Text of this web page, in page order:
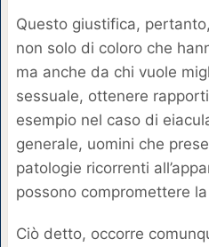
Questo giustifica,
non solo di coloro che
ma anche da chi vuole
sessuale, ottenere
esempio nel caso di
generale, uomini che
patologie ricorrenti
possono compromettere
Ciò detto, occorre